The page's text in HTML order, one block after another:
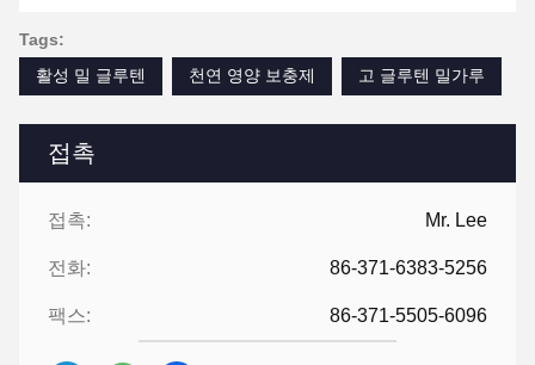
접촉
접촉: Mr. Lee
전화: 86-371-6383-5256
팩스: 86-371-5505-6096
Tags:
활성 밀 글루텐
천연 영양 보충제 고 글루텐 밀가루